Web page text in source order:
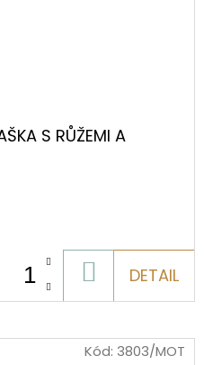
S RŮŽEMI A
KOŠÍKU
DETAIL
Kód: 3803/MOT